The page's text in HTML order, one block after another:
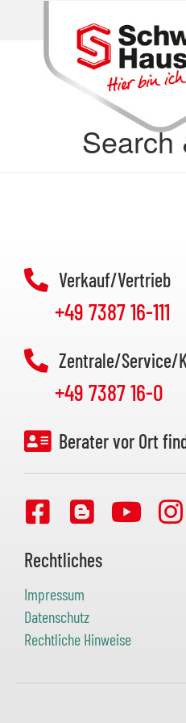
Search
Verkauf/Vertrieb
+49 7387 16-111
Zentrale/Service/
+49 7387 16-0
Berater vor Ort
Rechtliches
Impressum
Datenschutz
Rechtliche Hinweise